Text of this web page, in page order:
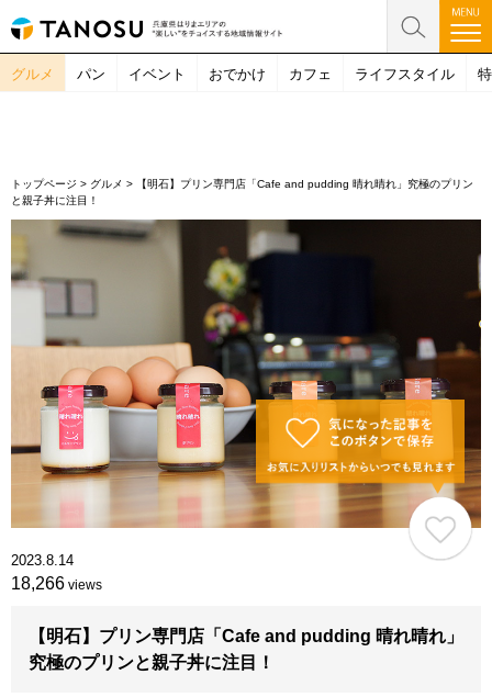
グルメ パン イベント おでかけ カフェ ライフスタイル
トップページ > グルメ >
【明石】プリン専門店「Cafe and pudding 晴れ晴れ」究極のプリン
と親子丼に注目！
2023.8.14
18,266 views
【明石】プリン専門店「Cafe and pudding 晴れ晴れ」
究極のプリンと親子丼に注目！